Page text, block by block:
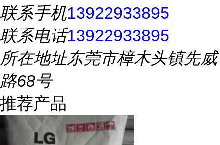
联系手机13922933895
联系电话13922933895
所在地址东莞市樟木头镇先威
路68号
推荐产品